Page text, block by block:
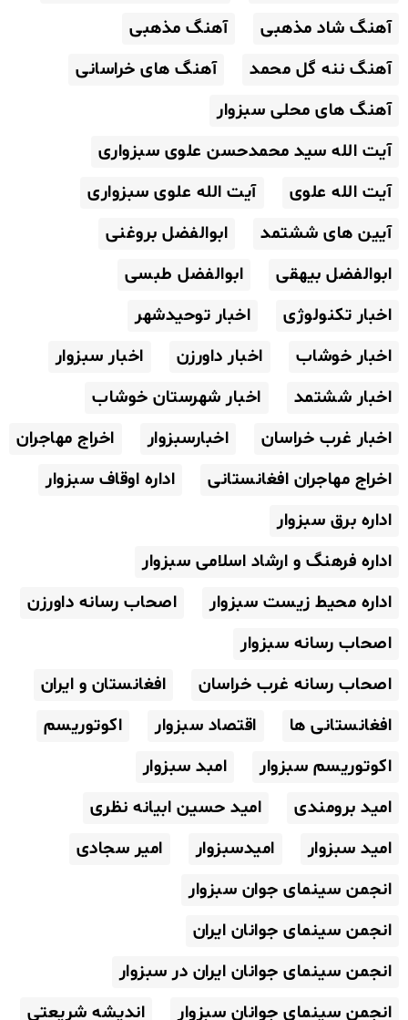
آهنگ شاد مذهبی
آهنگ مذهبی
آهنگ ننه گل محمد
آهنگ های خراسانی
آهنگ های محلی سبزوار
آیت الله سید محمدحسن علوی سبزواری
آیت الله علوی
آیت الله علوی سبزواری
آیین های ششتمد
ابوالفضل بروغنی
ابوالفضل بیهقی
ابوالفضل طبسی
اخبار تکنولوژی
اخبار توحیدشهر
اخبار خوشاب
اخبار داورزن
اخبار سبزوار
اخبار ششتمد
اخبار شهرستان خوشاب
اخبار غرب خراسان
اخبارسبزوار
اخراج مهاجران
اخراج مهاجران افغانستانی
اداره اوقاف سبزوار
اداره برق سبزوار
اداره فرهنگ و ارشاد اسلامی سبزوار
اداره محیط زیست سبزوار
اصحاب رسانه داورزن
اصحاب رسانه سبزوار
اصحاب رسانه غرب خراسان
افغانستان و ایران
افغانستانی ها
اقتصاد سبزوار
اکوتوریسم
اکوتوریسم سبزوار
امبد سبزوار
امید برومندی
امید حسین ابیانه نظری
امید سبزوار
امیدسبزوار
امیر سجادی
انجمن سینمای جوان سبزوار
انجمن سینمای جوانان ایران
انجمن سینمای جوانان ایران در سبزوار
انجمن سینمای جوانان سبزوار
اندیشه شریعتی